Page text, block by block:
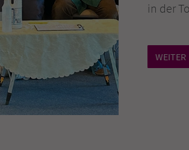
in der
WEITER